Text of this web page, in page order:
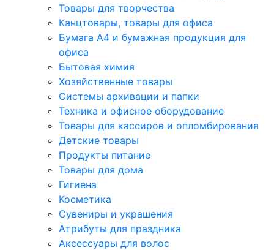
Товары для творчества
Канцтовары, товары для офиса
Бумага А4 и бумажная продукция для
офиса
Бытовая химия
Хозяйственные товары
Системы архивации и папки
Техника и офисное оборудование
Товары для кассиров и опломбирования
Детские товары
Продукты питание
Товары для дома
Гигиена
Косметика
Сувениры и украшения
Атрибуты для праздника
Аксеcсуары для волос